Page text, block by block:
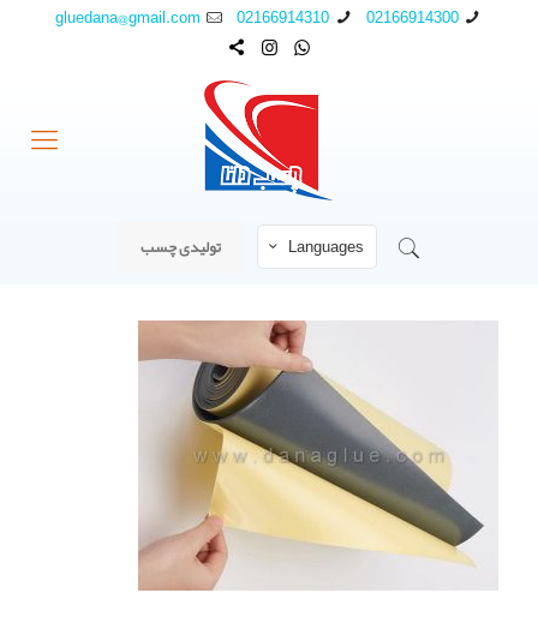
02166914300
02166914310
gluedana@gmail.com
Languages تولیدی چسب